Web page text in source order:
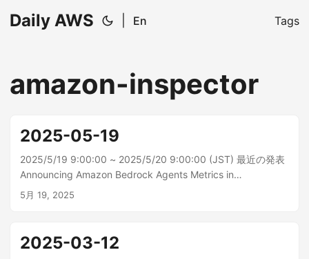
Daily AWS En Tags
amazon-inspector
2025-05-19
2025/5/19 9:00:00 ~ 2025/5/20 9:00:00 (JST) 最近の発表
Announcing Amazon Bedrock Agents Metrics in
CloudWatch Amazon Bedrock では、エージェント向けの包
5月 19, 2025
2025-03-12